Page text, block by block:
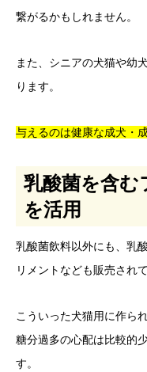
繋がるかもしれません。
また、シニアの犬猫や幼
ります。
与えるのは健康な成犬・
乳酸菌を含む
を活用
乳酸菌飲料以外にも、乳
リメントなども販売され
こういった犬猫用に作ら
糖分過多の心配は比較的
す。